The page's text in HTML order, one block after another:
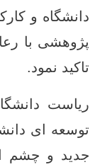
دانشگاه و
پژوهشی با
تاکید نمود.
ریاست
توسعه ‌ای
جدید و چشم